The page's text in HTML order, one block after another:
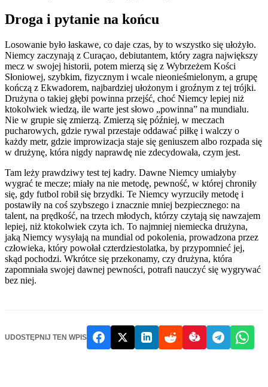
Droga i pytanie na końcu
Losowanie było łaskawe, co daje czas, by to wszystko się ułożyło.
Niemcy zaczynają z Curaçao, debiutantem, który zagra największy
mecz w swojej historii, potem mierzą się z Wybrzeżem Kości
Słoniowej, szybkim, fizycznym i wcale nieonieśmielonym, a grupę
kończą z Ekwadorem, najbardziej ułożonym i groźnym z tej trójki.
Drużyna o takiej głębi powinna przejść, choć Niemcy lepiej niż
ktokolwiek wiedzą, ile warte jest słowo „powinna” na mundialu.
Nie w grupie się zmierzą. Zmierzą się później, w meczach
pucharowych, gdzie rywal przestaje oddawać piłkę i walczy o
każdy metr, gdzie improwizacja staje się geniuszem albo rozpada się
w drużynę, która nigdy naprawdę nie zdecydowała, czym jest.
Tam leży prawdziwy test tej kadry. Dawne Niemcy umiałyby
wygrać te mecze; miały na nie metodę, pewność, w której chroniły
się, gdy futbol robił się brzydki. Te Niemcy wyrzuciły metodę i
postawiły na coś szybszego i znacznie mniej bezpiecznego: na
talent, na prędkość, na trzech młodych, którzy czytają się nawzajem
lepiej, niż ktokolwiek czyta ich. To najmniej niemiecka drużyna,
jaką Niemcy wysyłają na mundial od pokolenia, prowadzona przez
człowieka, który powołał czterdziestolatka, by przypomnieć jej,
skąd pochodzi. Wkrótce się przekonamy, czy drużyna, która
zapomniała swojej dawnej pewności, potrafi nauczyć się wygrywać
bez niej.
UDOSTĘPNIJ TEN WPIS